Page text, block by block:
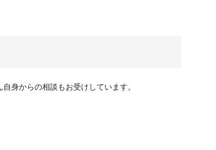
身からの相談もお受けしています。